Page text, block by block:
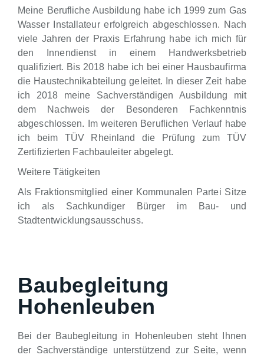
Meine Berufliche Ausbildung habe ich 1999 zum Gas
Wasser Installateur erfolgreich abgeschlossen. Nach
viele Jahren der Praxis Erfahrung habe ich mich für
den Innendienst in einem Handwerksbetrieb
qualifiziert. Bis 2018 habe ich bei einer Hausbaufirma
die Haustechnikabteilung geleitet. In dieser Zeit habe
ich 2018 meine Sachverständigen Ausbildung mit
dem Nachweis der Besonderen Fachkenntnis
abgeschlossen. Im weiteren Beruflichen Verlauf habe
ich beim TÜV Rheinland die Prüfung zum TÜV
Zertifizierten Fachbauleiter abgelegt.
Weitere Tätigkeiten
Als Fraktionsmitglied einer Kommunalen Partei Sitze
ich als Sachkundiger Bürger im Bau- und
Stadtentwicklungsausschuss.
Baubegleitung
Hohenleuben
Bei der Baubegleitung in Hohenleuben steht Ihnen
der Sachverständige unterstützend zur Seite, wenn